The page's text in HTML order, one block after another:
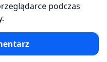
podczas